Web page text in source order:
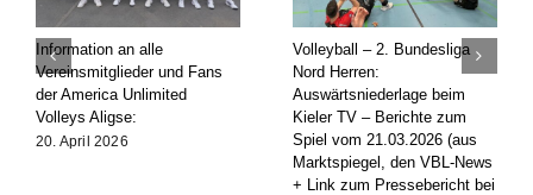
Information an alle
Vereinsmitglieder und Fans
der America Unlimited
Volleys Aligse:
20. April 2026
Volleyball – 2. Bundesliga
Nord Herren:
Auswärtsniederlage beim
Kieler TV – Berichte zum
Spiel vom 21.03.2026 (aus
Marktspiegel, den VBL-News
+ Link zum Pressebericht bei